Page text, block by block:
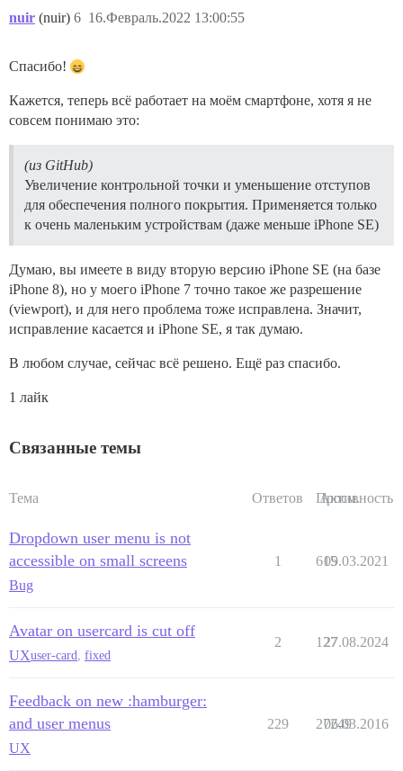
nuir (nuir) 16.Февраль.2022 13:00:55
6
Спасибо!
Кажется, теперь всё работает на моём смартфоне, хотя я не
совсем понимаю это:
(из GitHub)
Увеличение контрольной точки и уменьшение отступов
для обеспечения полного покрытия. Применяется только
к очень маленьким устройствам (даже меньше iPhone SE)
Думаю, вы имеете в виду вторую версию iPhone SE (на базе
iPhone 8), но у моего iPhone 7 точно такое же разрешение
(viewport), и для него проблема тоже исправлена. Значит,
исправление касается и iPhone SE, я так думаю.
В любом случае, сейчас всё решено. Ещё раз спасибо.
1 лайк
Связанные темы
Тема Ответов Просм.
Активность
Dropdown user menu is not
accessible on small screens
Bug
1 615
09.03.2021
Avatar on usercard is cut off
UXuser-card, fixed
2 127
27.08.2024
Feedback on new :hamburger:
and user menus
UX
229 27249
06.03.2016